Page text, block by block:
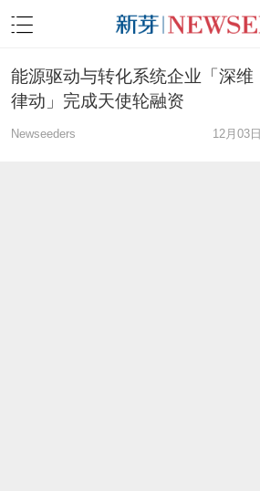
能源驱动与转化系统企业「深维
律动」完成天使轮融资
Newseeders 12月03日